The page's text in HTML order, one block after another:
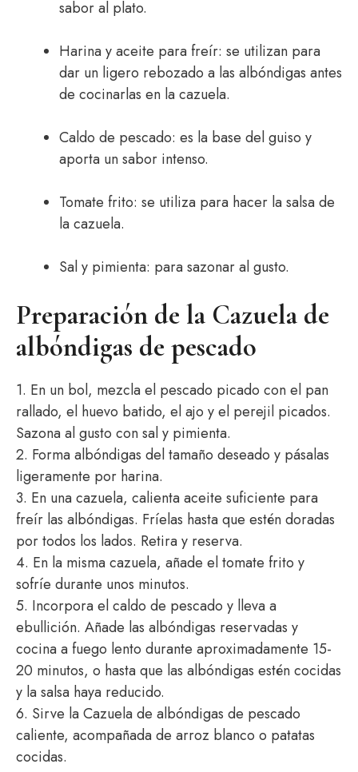
sabor al plato.
Harina y aceite para freír: se utilizan para
dar un ligero rebozado a las albóndigas antes
de cocinarlas en la cazuela.
Caldo de pescado: es la base del guiso y
aporta un sabor intenso.
Tomate frito: se utiliza para hacer la salsa de
la cazuela.
Sal y pimienta: para sazonar al gusto.
Preparación de la Cazuela de
albóndigas de pescado
1. En un bol, mezcla el pescado picado con el pan
rallado, el huevo batido, el ajo y el perejil picados.
Sazona al gusto con sal y pimienta.
2. Forma albóndigas del tamaño deseado y pásalas
ligeramente por harina.
3. En una cazuela, calienta aceite suficiente para
freír las albóndigas. Fríelas hasta que estén doradas
por todos los lados. Retira y reserva.
4. En la misma cazuela, añade el tomate frito y
sofríe durante unos minutos.
5. Incorpora el caldo de pescado y lleva a
ebullición. Añade las albóndigas reservadas y
cocina a fuego lento durante aproximadamente 15-
20 minutos, o hasta que las albóndigas estén cocidas
y la salsa haya reducido.
6. Sirve la Cazuela de albóndigas de pescado
caliente, acompañada de arroz blanco o patatas
cocidas.